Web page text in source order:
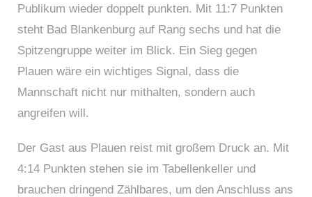
Publikum wieder doppelt punkten. Mit 11:7 Punkten
steht Bad Blankenburg auf Rang sechs und hat die
Spitzengruppe weiter im Blick. Ein Sieg gegen
Plauen wäre ein wichtiges Signal, dass die
Mannschaft nicht nur mithalten, sondern auch
angreifen will.
Der Gast aus Plauen reist mit großem Druck an. Mit
4:14 Punkten stehen sie im Tabellenkeller und
brauchen dringend Zählbares, um den Anschluss ans